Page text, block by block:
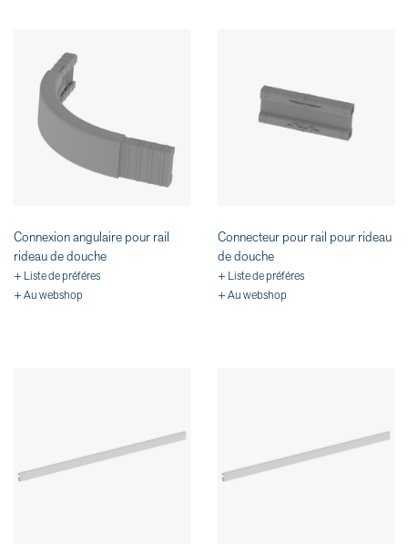
Connexion angulaire pour rail
rideau de douche
+ Liste de préféres
+ Au webshop
Connecteur pour rail pour rideau
de douche
+ Liste de préféres
+ Au webshop